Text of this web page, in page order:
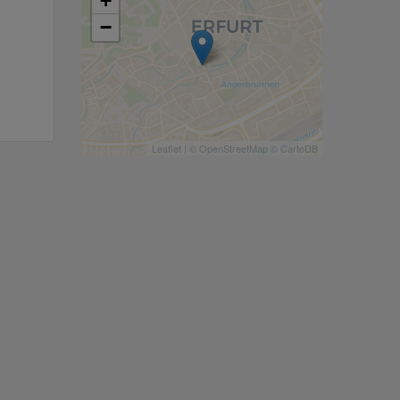
−
Leaflet | © OpenStreetMap © CartoDB